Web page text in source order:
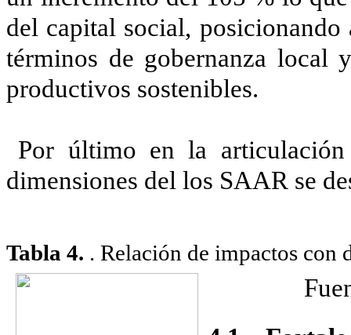
del capital social,
términos de gobernanza local
productivos sostenibles.
Por último en la
dimensiones del los SAAR se
Tabla 4. . Relación de impactos con